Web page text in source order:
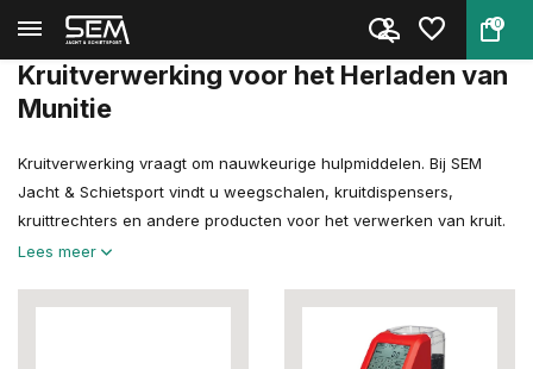
0
Terug Home Kruitverwerking
Kruitverwerking voor het Herladen van
Munitie
Kruitverwerking vraagt om nauwkeurige hulpmiddelen. Bij SEM
Jacht & Schietsport vindt u weegschalen, kruitdispensers,
kruittrechters en andere producten voor het verwerken van kruit.
Lees meer